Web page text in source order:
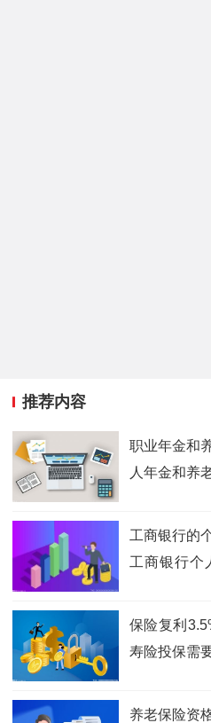
推荐内容
职业年金和
人年金和养
工商银行的
工商银行个
保险复利
寿险投保需
养老保险资